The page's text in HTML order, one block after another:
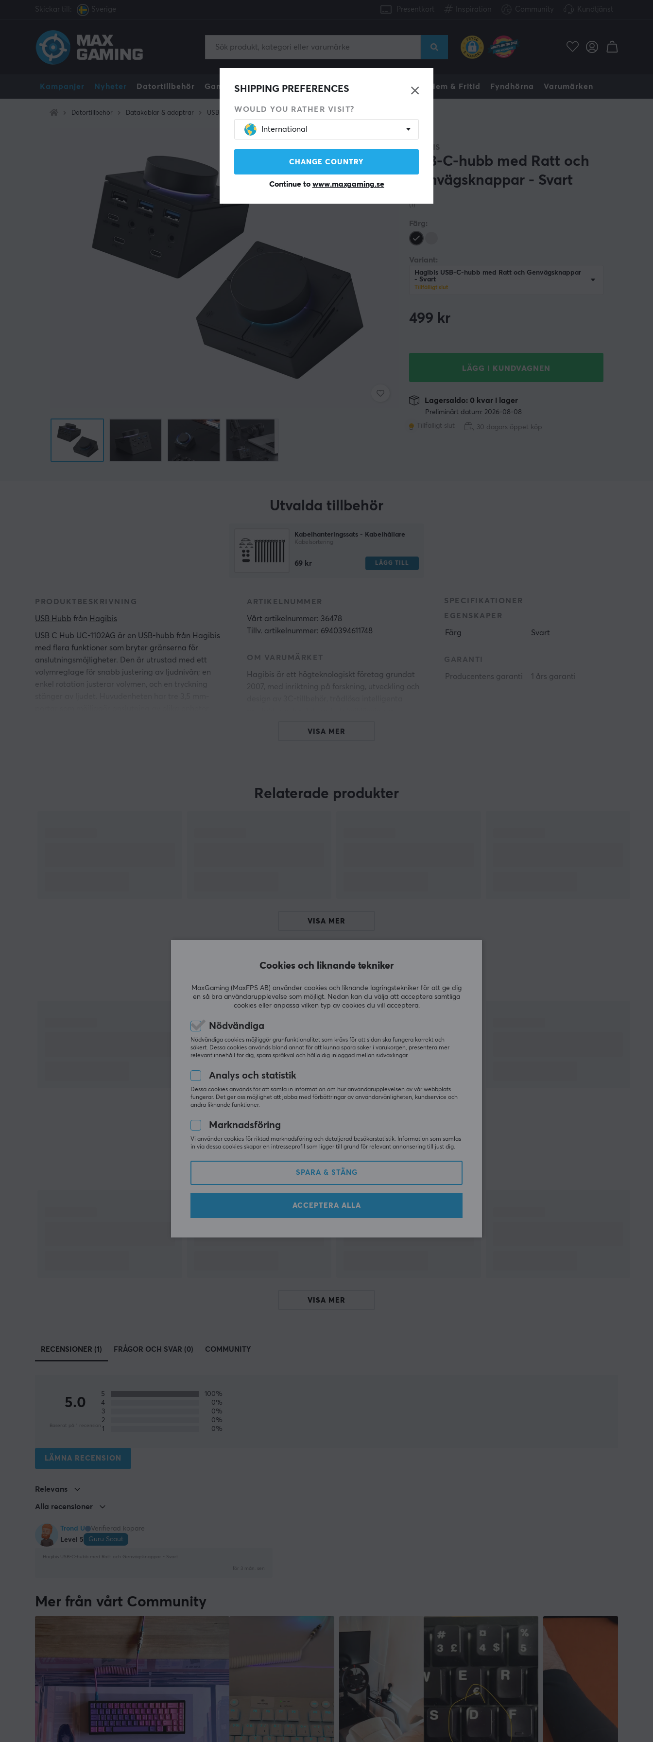
Skickar till: Sverige Presentkort Inspiration Community Kundtjänst
Kampanjer Nyheter Datortillbehör Gamingdator Konsol Gamingstol Mobiltillbehör Hem & Fritid Fyndhörna Varumärken
SHIPPING PREFERENCES
WOULD YOU RATHER VISIT?
International
CHANGE COUNTRY
Continue to www.maxgaming.se
Datortillbehör Datakablar & adaptrar USB Hubb
HAGIBIS
USB-C-hubb med Ratt och
Genvägsknappar - Svart
(1)
Färg:
Variant:
Hagibis USB-C-hubb med Ratt och Genvägsknappar
- Svart
Tillfälligt slut
499 kr
LÄGG I KUNDVAGNEN
Preliminärt datum: 2026-08-08
Tillfälligt slut
Lagersaldo: 0 kvar i lager
30 dagars öppet köp
Utvalda tillbehör
Kabelhanteringssats - Kabelhållare
Kabelsortering
69 kr LÄGG TILL
PRODUKTBESKRIVNING
USB Hubb från Hagibis
USB C Hub UC-1102AG är en USB-hubb från Hagibis
med flera funktioner som bryter gränserna för
anslutningsmöjligheter. Den är utrustad med ett
volymreglage för snabb justering av ljudnivån; en
enkel rotation justerar volymen, och en tryckning
ARTIKELNUMMER
Vårt artikelnummer: 36478
Tillv. artikelnummer: 6940394611748
OM VARUMÄRKET
Hagibis är ett högteknologiskt företag grundat
2007, med inriktning på forskning, utveckling och
användarfokus och ett humaniserat
SPECIFIKATIONER
EGENSKAPER
Färg Svart
GARANTI
Producentens garanti 1 års garanti
VISA MER
Relaterade produkter
VISA MER
Andra köpte även
Andra tittade även på
VISA MER
RECENSIONER (1) FRÅGOR OCH SVAR (0) COMMUNITY
5.0
Baserat på 1 recension
5
100%
4
0%
3
0%
2
0%
1
0%
LÄMNA RECENSION
Relevans
Alla recensioner
Trond U
Verifierad köpare
Level 5
Guru Scout
Hagibis USB-C-hubb med Ratt och Genvägsknappar - Svart
för 3 mån. sen
Mer från vårt Community
Cookies och liknande tekniker
MaxGaming (MaxFPS AB) använder cookies och liknande lagringstekniker för att ge dig
en så bra användarupplevelse som möjligt. Nedan kan du välja att acceptera samtliga
cookies eller anpassa vilken typ av cookies du vill acceptera.
Nödvändiga
Nödvändiga cookies möjliggör grunfunktionalitet som krävs för att sidan ska fungera korrekt och
säkert. Dessa cookies används bland annat för att kunna spara saker i varukorgen, presentera mer
relevant innehåll för dig, spara språkval och hålla dig inloggad mellan sidväxlingar.
Analys och statistik
Dessa cookies används för att samla in information om hur användarupplevelsen av vår webbplats
fungerar. Det ger oss möjlighet att jobba med förbättringar av användarvänligheten, kundservice och
andra liknande funktioner.
Marknadsföring
Vi använder cookies för riktad marknadsföring och detaljerad besökarstatistik. Information som samlas
in via dessa cookies skapar en intresseprofil som ligger till grund för relevant annonsering till just dig.
SPARA & STÄNG
ACCEPTERA ALLA